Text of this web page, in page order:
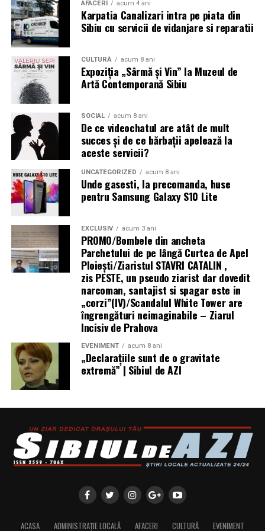
URMATORUL
Ce informatii trebuie sa stii pentru ati deschide o
societate cooperativa de consum in Romania
NU RATATI
Sub conducerea Costinei Petrescu, ESTÉ Agency
marchează un an de activitate în marketing, publicitate
și PR. Valoarea businessurilor din portofoliu depășește
200 de milioane de euro
AFACERI acum 4 ani
Karpatia Canalizari intra pe piata din
Sibiu cu servicii de vidanjare si reparatii
CULTURĂ acum 8 ani
Expoziția „Sârmă și Vin” la Muzeul de
Artă Contemporană Sibiu
SOCIAL acum 8 ani
De ce videochatul are atât de mult
succes și de ce bărbații apelează la
aceste servicii?
UNCATEGORIZED acum 8 ani
Unde gasesti, la precomanda, huse
pentru Samsung Galaxy S10 Lite
EXCLUSIV acum 3 ani
PROMO/Bombele din ancheta
Parchetului de pe lângă Curtea de Apel
Ploieşti/Ziaristul STAVRI CATALIN ,
zis PESTE, un pseudo ziarist dar dovedit
narcoman, santajist si spagar este in
„corzi”(IV)/Scandalul White Tower are
îngrengături neimaginabile – Ziarul
Incisiv de Prahova
EVENIMENT acum 8 ani
„Declaraţiile sunt de o gravitate
extremă” | Sibiul de AZI
ACASA ADMINISTRAȚIE LOCALĂ AFACERI CULTURĂ EVENIMENT